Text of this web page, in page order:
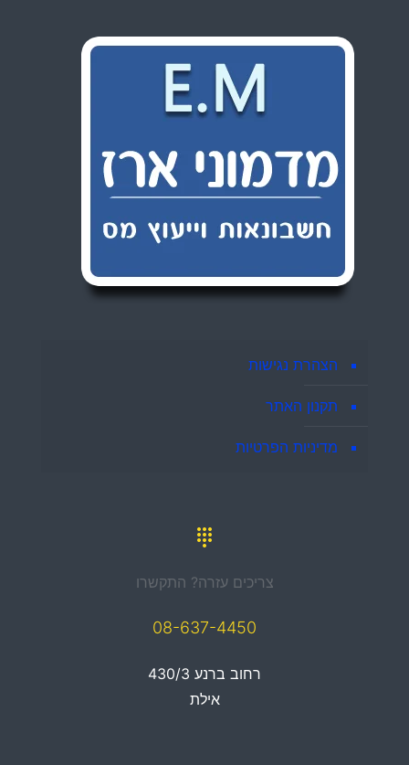
הצהרת נגישות
תקנון האתר
מדיניות הפרטיות
צריכים עזרה? התקשרו
08-637-4450
רחוב ברנע 430/3
אילת